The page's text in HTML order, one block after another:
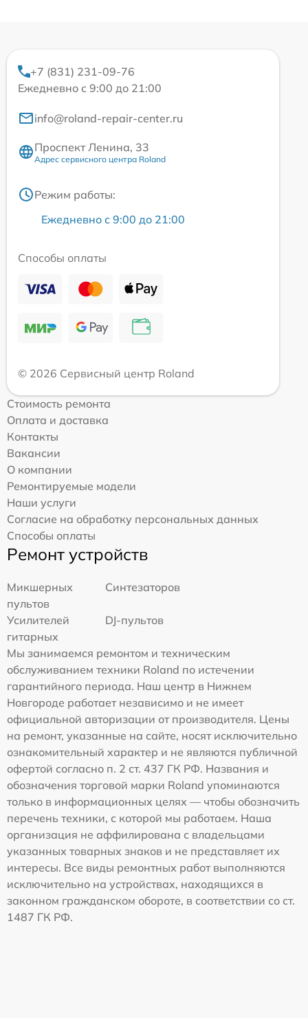
+7 (831) 231-09-76
Ежедневно с 9:00 до 21:00
info@roland-repair-center.ru
Проспект Ленина, 33
Адрес сервисного центра Roland
Режим работы:
Ежедневно с 9:00 до 21:00
Способы оплаты
© 2026 Сервисный центр Roland
Стоимость ремонта
Оплата и доставка
Контакты
Вакансии
О компании
Ремонтируемые модели
Наши услуги
Согласие на обработку персональных данных
Способы оплаты
Ремонт устройств
Микшерных
пультов
Синтезаторов
Усилителей
гитарных
DJ-пультов
Мы занимаемся ремонтом и техническим
обслуживанием техники Roland по истечении
гарантийного периода. Наш центр в Нижнем
Новгороде работает независимо и не имеет
официальной авторизации от производителя. Цены
на ремонт, указанные на сайте, носят исключительно
ознакомительный характер и не являются публичной
офертой согласно п. 2 ст. 437 ГК РФ. Названия и
обозначения торговой марки Roland упоминаются
только в информационных целях — чтобы обозначить
перечень техники, с которой мы работаем. Наша
организация не аффилирована с владельцами
указанных товарных знаков и не представляет их
интересы. Все виды ремонтных работ выполняются
исключительно на устройствах, находящихся в
законном гражданском обороте, в соответствии со ст.
1487 ГК РФ.